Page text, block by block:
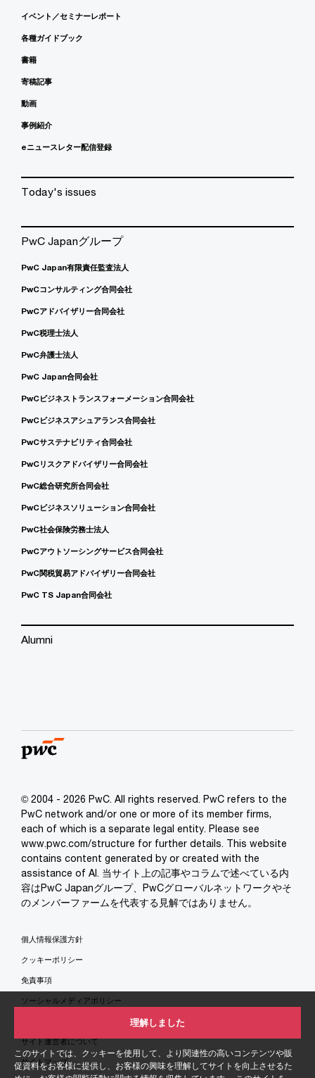
このサイトでは、クッキーを使用して、より関連性の高いコンテンツや販
促資料をお客様に提供し、お客様の興味を理解してサイトを向上させるた
理解しました
イベント／セミナーレポート
各種ガイドブック
書籍
寄稿記事
動画
事例紹介
eニュースレター配信登録
Today's issues
PwC Japanグループ
PwC Japan有限責任監査法人
PwCコンサルティング合同会社
PwCアドバイザリー合同会社
PwC税理士法人
PwC弁護士法人
PwC Japan合同会社
PwCビジネストランスフォーメーション合同会社
PwCビジネスアシュアランス合同会社
PwCサステナビリティ合同会社
PwCリスクアドバイザリー合同会社
PwC総合研究所合同会社
PwCビジネスソリューション合同会社
PwC社会保険労務士法人
PwCアウトソーシングサービス合同会社
PwC関税貿易アドバイザリー合同会社
PwC TS Japan合同会社
Alumni
© 2004 - 2026 PwC. All rights reserved. PwC refers to the
PwC network and/or one or more of its member firms,
each of which is a separate legal entity. Please see
www.pwc.com/structure for further details. This website
contains content generated by or created with the
assistance of AI. 当サイト上の記事やコラムで述べている内
容はPwC Japanグループ、PwCグローバルネットワークやそ
のメンバーファームを代表する見解ではありません。
個人情報保護方針
クッキーポリシー
免責事項
ソーシャルメディアポリシー
サイト運営者について
サイトマップ